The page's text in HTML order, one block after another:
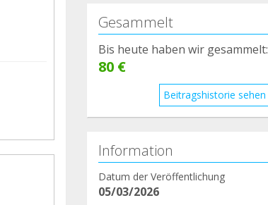
Gesammelt
Bis heute haben wir gesammelt:
80 €
Beitragshistorie sehen
Information
Datum der Veröffentlichung
05/03/2026